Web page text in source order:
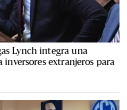
Lynch integra una
inversores extranjeros para